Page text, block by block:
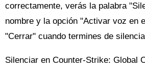
correctamente, verás la palabra
nombre y la opción "Activar voz en
"Cerrar" cuando termines de
Silenciar en Counter-Strike: Global